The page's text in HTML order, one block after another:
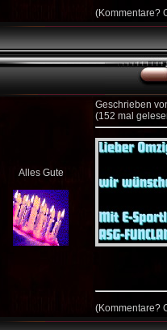
(Kommentare?
Alles Gute
Geschrieben
(152 mal
(Kommentare?